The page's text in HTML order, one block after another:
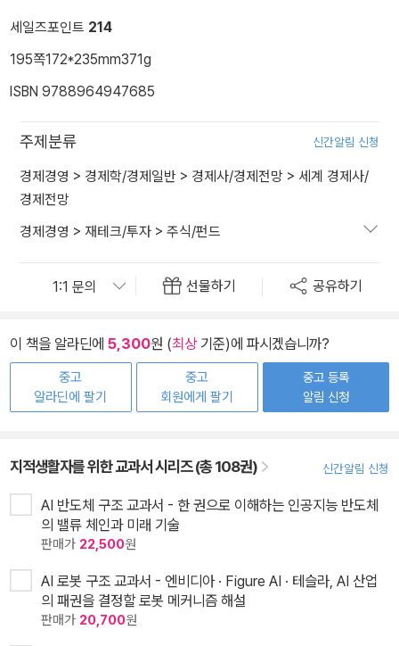
세일즈포인트 214
195쪽172*235mm371g
ISBN 9788964947685
주제분류 신간알림 신청
경제경영 > 경제학/경제일반 > 경제사/경제전망 > 세계 경제사/
경제전망
경제경영 > 재테크/투자 > 주식/펀드
선물하기 공유하기
이 책을 알라딘에 5,300원 (최상기준)에 파시겠습니까?
중고
알라딘에 팔기
중고
회원에게 팔기
중고 등록
알림 신청
지적생활자를 위한 교과서 시리즈 (총 108권) 신간알림 신청
AI 반도체 구조 교과서 - 한 권으로 이해하는 인공지능 반도체
의 밸류 체인과 미래 기술
판매가 22,500원
AI 로봇 구조 교과서 - 엔비디아 · Figure AI · 테슬라, AI 산업
의 패권을 결정할 로봇 메커니즘 해설
판매가 20,700원